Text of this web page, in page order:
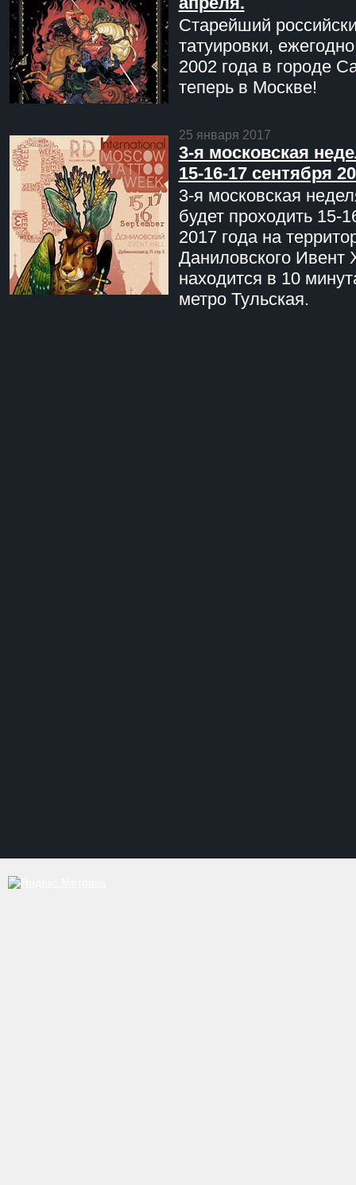
Старейший
татуировки,
2002 года в городе
теперь в Москве!
25 января 2017
3-я московская
15-16-17 сентября
3-я московская
будет проходить 15-
2017 года на
Даниловского Ивент
находится в 10
метро Тульская.